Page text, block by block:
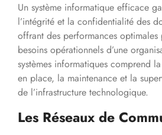
Un système informatique efficace
l’intégrité et la confidentialité des
offrant des performances
besoins opérationnels d’une
systèmes informatiques comprend
en place, la maintenance et la
de l’infrastructure technologique.
Les Réseaux de